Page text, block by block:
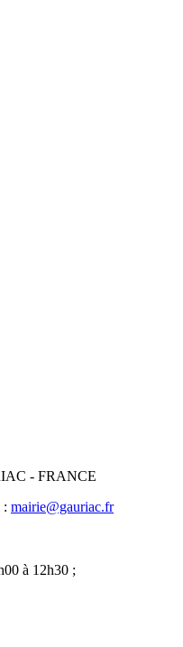
- FRANCE
: mairie@gauriac.fr
à 12h30 ;